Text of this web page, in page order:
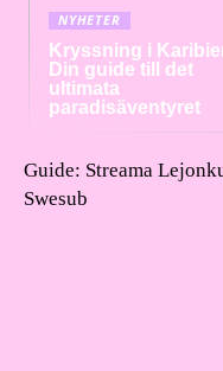
NYHETER
Kryssning i
Din guide till det
ultimata
paradisäventyret
Guide: Streama
Swesub